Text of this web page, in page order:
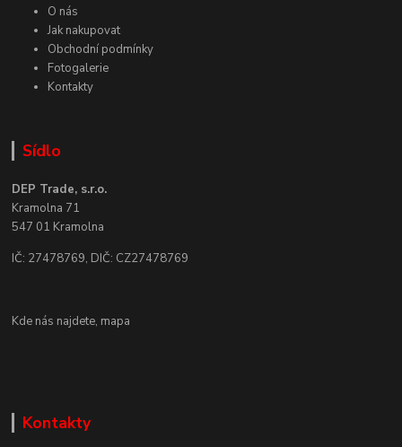
O nás
Jak nakupovat
Obchodní podmínky
Fotogalerie
Kontakty
Sídlo
DEP Trade, s.r.o.
Kramolna 71
547 01 Kramolna
IČ: 27478769, DIČ: CZ27478769
Kde nás najdete, mapa
Kontakty